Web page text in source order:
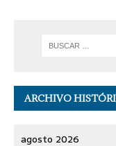
ARCHIVO
agosto 2026